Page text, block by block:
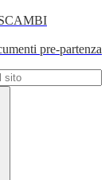
pre-partenza